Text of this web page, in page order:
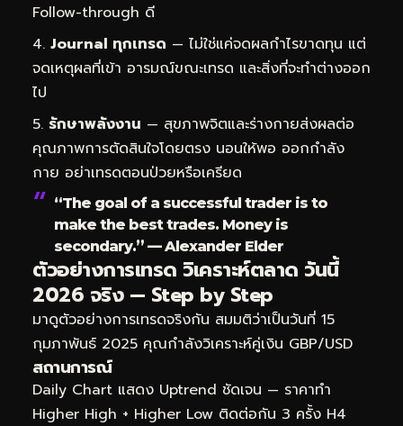
Follow-through ดี
Journal ทุกเทรด — ไม่ใช่แค่จดผลกำไรขาดทุน แต่
จดเหตุผลที่เข้า อารมณ์ขณะเทรด และสิ่งที่จะทำต่างออก
ไป
รักษาพลังงาน — สุขภาพจิตและร่างกายส่งผลต่อ
คุณภาพการตัดสินใจโดยตรง นอนให้พอ ออกกำลัง
กาย อย่าเทรดตอนป่วยหรือเครียด
“The goal of a successful trader is to
make the best trades. Money is
secondary.” — Alexander Elder
ตัวอย่างการเทรด วิเคราะห์ตลาด วันนี้
2026 จริง — Step by Step
มาดูตัวอย่างการเทรดจริงกัน สมมติว่าเป็นวันที่ 15
กุมภาพันธ์ 2025 คุณกำลังวิเคราะห์คู่เงิน GBP/USD
สถานการณ์
Daily Chart แสดง Uptrend ชัดเจน — ราคาทำ
Higher High + Higher Low ติดต่อกัน 3 ครั้ง H4